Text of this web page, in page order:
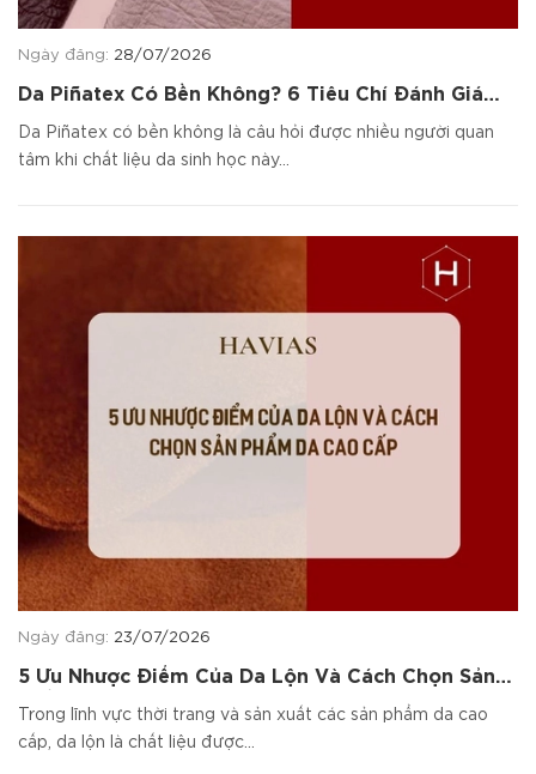
Ngày đăng: 28/07/2026
Da Piñatex Có Bền Không? 6 Tiêu Chí Đánh Giá
Da Piñatex có bền không là câu hỏi được nhiều người quan
tâm khi chất liệu da sinh học này...
Ngày đăng: 23/07/2026
5 Ưu Nhược Điểm Của Da Lộn Và Cách Chọn Sản
Phẩm Da Cao Cấp
Trong lĩnh vực thời trang và sản xuất các sản phẩm da cao
cấp, da lộn là chất liệu được...